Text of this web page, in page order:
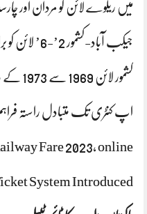
جیکب آباد-
کشمور
اپ کنٹری تک متبادل راستہ
Fare 2023, online
System Introduced